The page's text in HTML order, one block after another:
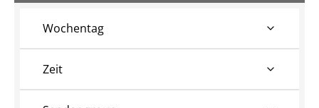
Wochentag
Zeit